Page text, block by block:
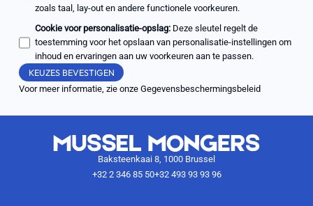
zoals taal, lay-out en andere functionele voorkeuren.
Cookie voor personalisatie-opslag: Deze sleutel regelt de
toestemming voor het opslaan van personalisatie-instellingen om
inhoud en ervaringen aan uw voorkeuren aan te passen.
KEUZES BEVESTIGEN
Voor meer informatie, zie onze Gegevensbeschermingsbeleid
Baksteenkaai 8, 1000 Brussel
+32 2 346 85 50+32 493 93 93 96